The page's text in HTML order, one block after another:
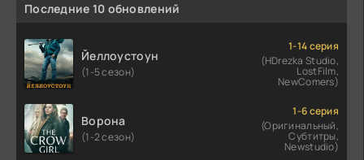
Последние 10 обновлений
Йеллоустоун
(1-5 сезон)
1-14 серия
(HDrezka Studio,
LostFilm,
NewComers)
Ворона
(1-2 сезон)
1-6 серия
(Оригинальный,
Субтитры,
Newstudio)